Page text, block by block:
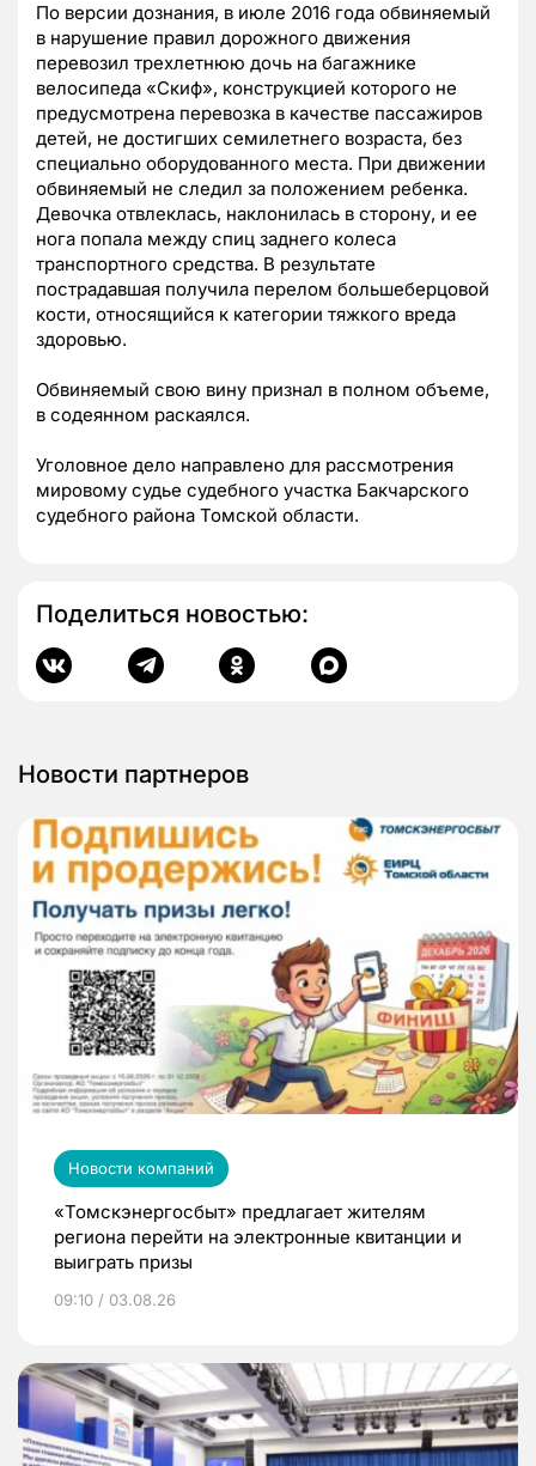
По версии дознания, в июле 2016 года обвиняемый
в нарушение правил дорожного движения
перевозил трехлетнюю дочь на багажнике
велосипеда «Скиф», конструкцией которого не
предусмотрена перевозка в качестве пассажиров
детей, не достигших семилетнего возраста, без
специально оборудованного места. При движении
обвиняемый не следил за положением ребенка.
Девочка отвлеклась, наклонилась в сторону, и ее
нога попала между спиц заднего колеса
транспортного средства. В результате
пострадавшая получила перелом большеберцовой
кости, относящийся к категории тяжкого вреда
здоровью.
Обвиняемый свою вину признал в полном объеме,
в содеянном раскаялся.
Уголовное дело направлено для рассмотрения
мировому судье судебного участка Бакчарского
судебного района Томской области.
Поделиться новостью:
Новости партнеров
Новости компаний
«Томскэнергосбыт» предлагает жителям
региона перейти на электронные квитанции и
выиграть призы
09:10 / 03.08.26